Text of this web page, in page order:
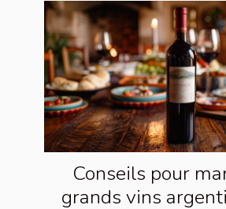
Conseils pour
grands vins